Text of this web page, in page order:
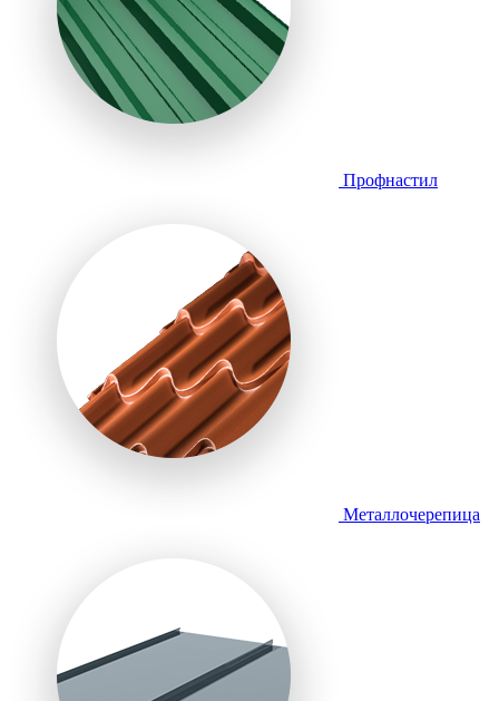
Профнастил
Металлочерепица